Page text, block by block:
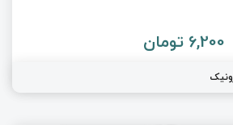
6,200 تومان